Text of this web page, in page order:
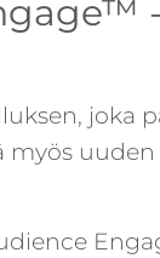
joka
uuden